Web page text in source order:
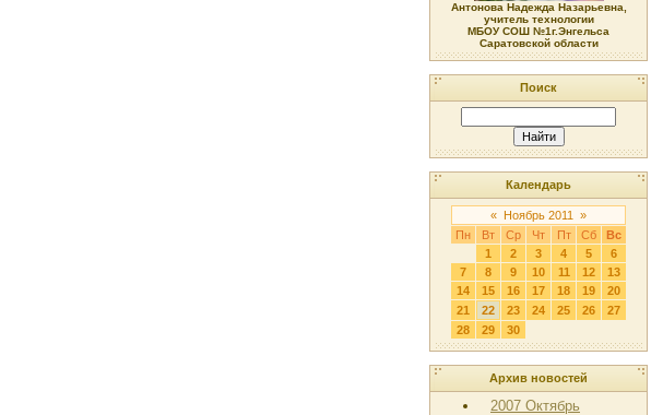
Антонова Надежда Назарьевна,
учитель технологии
МБОУ СОШ №1г.Энгельса
Саратовской области
Поиск
Календарь
« Ноябрь 2011
»
Пн
Вт Ср Чт Пт Сб
Вс
1
2 3 4 5
6
7
8 9 10 11 12
13
14
15 16 17 18 19
20
21
22 23 24 25 26
27
28
29 30
Архив новостей
2007 Октябрь